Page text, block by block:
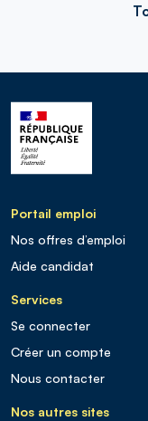
Portail emploi
Nos offres d’emploi
Aide candidat
Services
Se connecter
Créer un compte
Nous contacter
Nos autres sites